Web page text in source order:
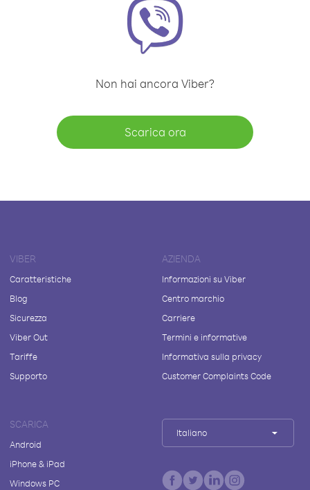
Non hai ancora Viber?
Scarica ora
VIBER
Caratteristiche
Blog
Sicurezza
Viber Out
Tariffe
Supporto
AZIENDA
Informazioni su Viber
Centro marchio
Carriere
Termini e informative
Informativa sulla privacy
Customer Complaints Code
SCARICA
Android
iPhone & iPad
Windows PC
Italiano